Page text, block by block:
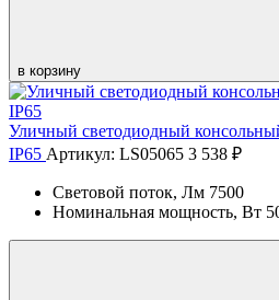
в корзину
Уличный светодиодный
IP65 Артикул: LS05065 3 538 ₽
Световой поток, Лм 7500
Номинальная мощность, Вт